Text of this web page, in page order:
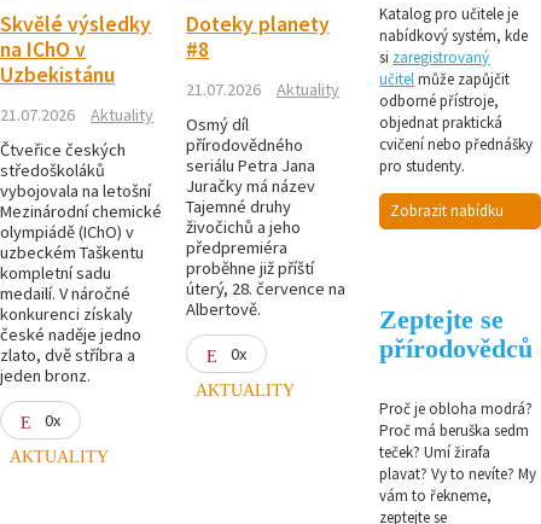
Skvělé výsledky
na IChO v
Uzbekistánu
21.07.2026
Aktuality
Čtveřice českých
středoškoláků
vybojovala na letošní
Mezinárodní chemické
olympiádě (IChO) v
uzbeckém Taškentu
kompletní sadu
medailí. V náročné
konkurenci získaly
české naděje jedno
zlato, dvě stříbra a
jeden bronz.
0x
AKTUALITY
Doteky planety
#8
21.07.2026
Aktuality
Osmý díl
přírodovědného
seriálu Petra Jana
Juračky má název
Tajemné druhy
živočichů a jeho
předpremiéra
proběhne již příští
úterý, 28. července na
Albertově.
0x
AKTUALITY
Katalog pro učitele je
nabídkový systém, kde
si zaregistrovaný
učitelmůže zapůjčit
odborné přístroje,
objednat praktická
cvičení nebo přednášky
pro studenty.
Zobrazit nabídku
Zeptejte se
přírodovědců
Proč je obloha modrá?
Proč má beruška sedm
teček? Umí žirafa
plavat? Vy to nevíte? My
vám to řekneme,
zeptejte se